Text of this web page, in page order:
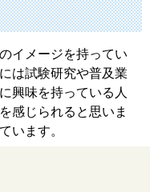
イメージを持ってい
は試験研究や普及業
興味を持っている人
感じられると思いま
います。